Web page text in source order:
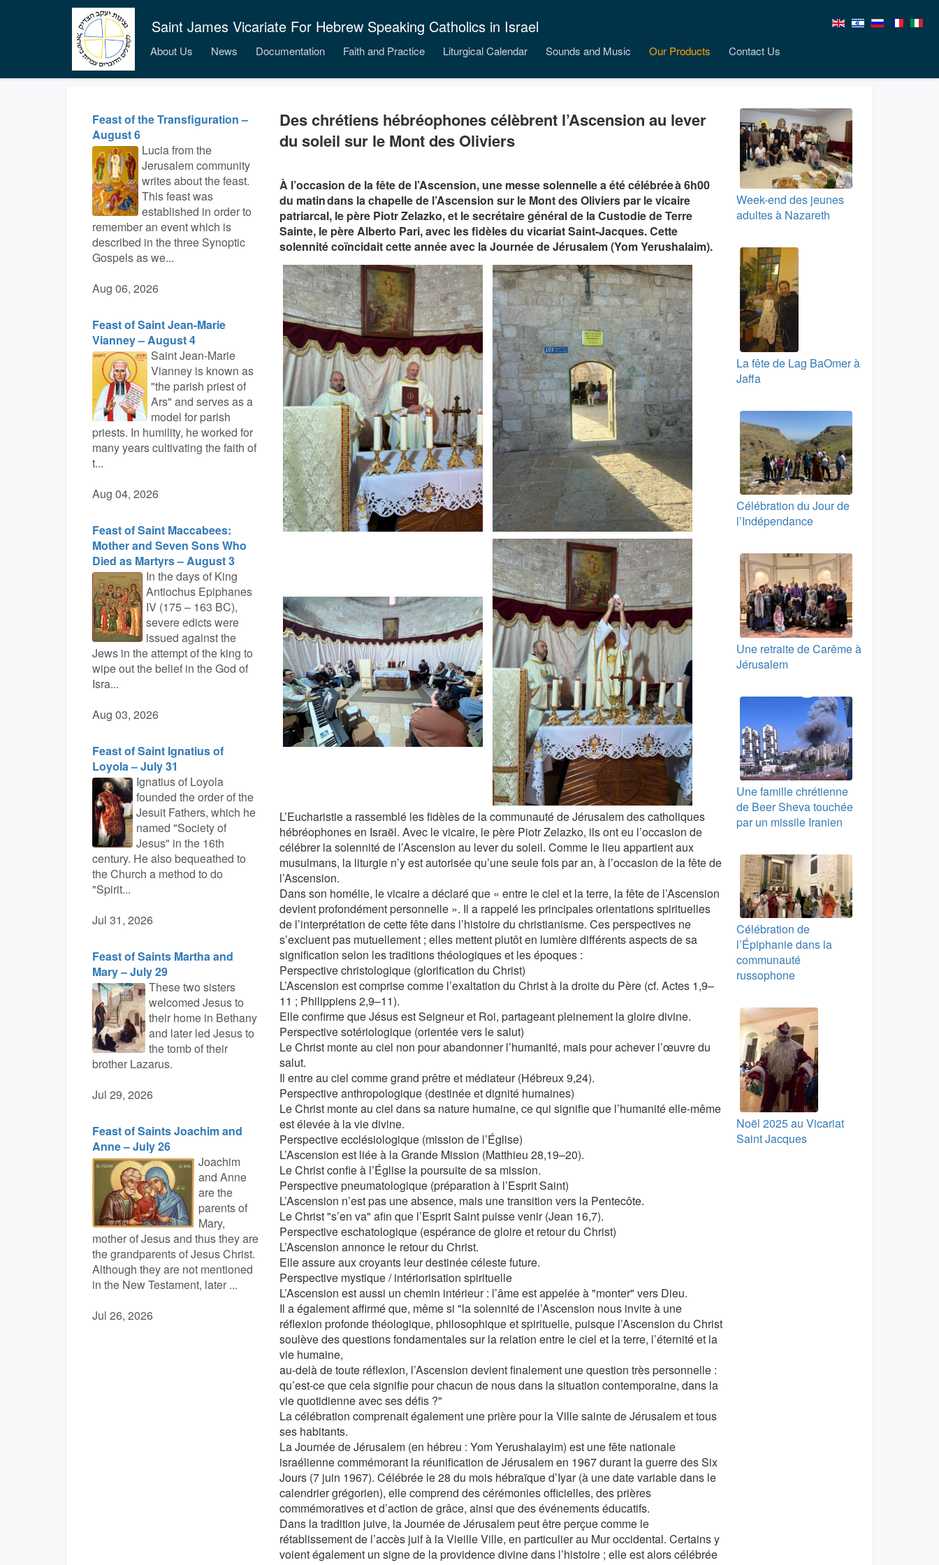
Saint James Vicariate For Hebrew Speaking Catholics in Israel
About Us News Documentation Faith and Practice Liturgical Calendar Sounds and Music Our Products Contact Us
Feast of the Transfiguration –
August 6
Lucia from the
Jerusalem community
writes about the feast.
This feast was
established in order to
remember an event which is
described in the three Synoptic
Gospels as we...
Aug 06, 2026
Feast of Saint Jean-Marie
Vianney – August 4
Saint Jean-Marie
Vianney is known as
"the parish priest of
Ars" and serves as a
model for parish
priests. In humility, he worked for
many years cultivating the faith of
t...
Aug 04, 2026
Feast of Saint Maccabees:
Mother and Seven Sons Who
Died as Martyrs – August 3
In the days of King
Antiochus Epiphanes
IV (175 – 163 BC),
severe edicts were
issued against the
Jews in the attempt of the king to
wipe out the belief in the God of
Isra...
Aug 03, 2026
Feast of Saint Ignatius of
Loyola – July 31
Ignatius of Loyola
founded the order of the
Jesuit Fathers, which he
named "Society of
Jesus" in the 16th
century. He also bequeathed to
the Church a method to do
"Spirit...
Jul 31, 2026
Feast of Saints Martha and
Mary – July 29
These two sisters
welcomed Jesus to
their home in Bethany
and later led Jesus to
the tomb of their
brother Lazarus.
Jul 29, 2026
Feast of Saints Joachim and
Anne – July 26
Joachim
and Anne
are the
parents of
Mary,
mother of Jesus and thus they are
the grandparents of Jesus Christ.
Although they are not mentioned
in the New Testament, later ...
Jul 26, 2026
Des chrétiens hébréophones célèbrent l’Ascension au lever
du soleil sur le Mont des Oliviers
À l’occasion de la fête de l’Ascension, une messe solennelle a été célébrée à 6h00
du matin dans la chapelle de l’Ascension sur le Mont des Oliviers par le vicaire
patriarcal, le père Piotr Zelazko, et le secrétaire général de la Custodie de Terre
Sainte, le père Alberto Pari, avec les fidèles du vicariat Saint-Jacques. Cette
solennité coïncidait cette année avec la Journée de Jérusalem (Yom Yerushalaim).
L’Eucharistie a rassemblé les fidèles de la communauté de Jérusalem des catholiques
hébréophones en Israël. Avec le vicaire, le père Piotr Zelazko, ils ont eu l’occasion de
célébrer la solennité de l’Ascension au lever du soleil. Comme le lieu appartient aux
musulmans, la liturgie n’y est autorisée qu’une seule fois par an, à l’occasion de la fête de
l’Ascension.
Dans son homélie, le vicaire a déclaré que « entre le ciel et la terre, la fête de l’Ascension
devient profondément personnelle ». Il a rappelé les principales orientations spirituelles
de l’interprétation de cette fête dans l’histoire du christianisme. Ces perspectives ne
s’excluent pas mutuellement ; elles mettent plutôt en lumière différents aspects de sa
signification selon les traditions théologiques et les époques :
Perspective christologique (glorification du Christ)
L’Ascension est comprise comme l’exaltation du Christ à la droite du Père (cf. Actes 1,9–
11 ; Philippiens 2,9–11).
Elle confirme que Jésus est Seigneur et Roi, partageant pleinement la gloire divine.
Perspective sotériologique (orientée vers le salut)
Le Christ monte au ciel non pour abandonner l’humanité, mais pour achever l’œuvre du
salut.
Il entre au ciel comme grand prêtre et médiateur (Hébreux 9,24).
Perspective anthropologique (destinée et dignité humaines)
Le Christ monte au ciel dans sa nature humaine, ce qui signifie que l’humanité elle-même
est élevée à la vie divine.
Perspective ecclésiologique (mission de l’Église)
L’Ascension est liée à la Grande Mission (Matthieu 28,19–20).
Le Christ confie à l’Église la poursuite de sa mission.
Perspective pneumatologique (préparation à l’Esprit Saint)
L’Ascension n’est pas une absence, mais une transition vers la Pentecôte.
Le Christ "s’en va" afin que l’Esprit Saint puisse venir (Jean 16,7).
Perspective eschatologique (espérance de gloire et retour du Christ)
L’Ascension annonce le retour du Christ.
Elle assure aux croyants leur destinée céleste future.
Perspective mystique / intériorisation spirituelle
L’Ascension est aussi un chemin intérieur : l’âme est appelée à "monter" vers Dieu.
Il a également affirmé que, même si "la solennité de l’Ascension nous invite à une
réflexion profonde théologique, philosophique et spirituelle, puisque l’Ascension du Christ
soulève des questions fondamentales sur la relation entre le ciel et la terre, l’éternité et la
vie humaine,
au-delà de toute réflexion, l’Ascension devient finalement une question très personnelle :
qu’est-ce que cela signifie pour chacun de nous dans la situation contemporaine, dans la
vie quotidienne avec ses défis ?"
La célébration comprenait également une prière pour la Ville sainte de Jérusalem et tous
ses habitants.
La Journée de Jérusalem (en hébreu : Yom Yerushalayim) est une fête nationale
israélienne commémorant la réunification de Jérusalem en 1967 durant la guerre des Six
Jours (7 juin 1967). Célébrée le 28 du mois hébraïque d’Iyar (à une date variable dans le
calendrier grégorien), elle comprend des cérémonies officielles, des prières
commémoratives et d’action de grâce, ainsi que des événements éducatifs.
Dans la tradition juive, la Journée de Jérusalem peut être perçue comme le
rétablissement de l’accès juif à la Vieille Ville, en particulier au Mur occidental. Certains y
voient également un signe de la providence divine dans l’histoire ; elle est alors célébrée
Week-end des jeunes
adultes à Nazareth
La fête de Lag BaOmer à
Jaffa
Célébration du Jour de
l’Indépendance
Une retraite de Carême à
Jérusalem
Une famille chrétienne
de Beer Sheva touchée
par un missile Iranien
Célébration de
l’Épiphanie dans la
communauté
russophone
Noël 2025 au Vicariat
Saint Jacques